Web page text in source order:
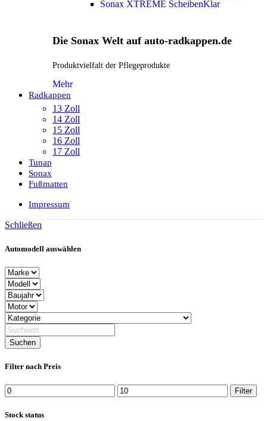
Sonax XTREME ScheibenKlar
Die Sonax Welt auf auto-radkappen.de
Produktvielfalt der Pflegeprodukte
Mehr
Radkappen
13 Zoll
14 Zoll
15 Zoll
16 Zoll
17 Zoll
Tunap
Sonax
Fußmatten
Impressum
Schließen
Automodell auswählen
Filter nach Preis
Min.
Preis
Max.
Preis
Filter
Stock status